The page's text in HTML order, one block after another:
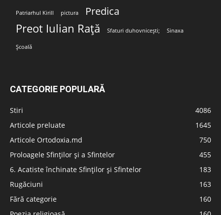
Patriarhul Kirill pictura Predica
Preot Iulian Rață Sfaturi duhovnicești; Sinaxa
Școală
CATEGORIE POPULARĂ
Stiri
4086
Articole preluate
1645
Articole Ortodoxia.md
750
Proloagele Sfinților și a Sfintelor
455
6. Acatiste închinate Sfinților și Sfintelor
183
Rugăciuni
163
Fără categorie
160